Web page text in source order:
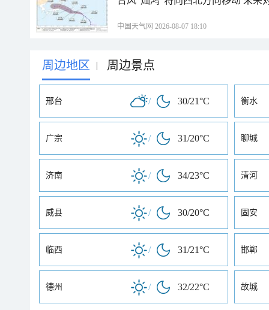
中国天气网 2026-08-07 18:10
周边地区 | 周边景点
邢台 / 30/21°C 衡水
广宗 / 31/20°C 聊城
济南 / 34/23°C 清河
威县 / 30/20°C 固安
临西 / 31/21°C 邯郸
德州 / 32/22°C 故城